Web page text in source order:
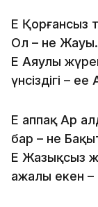
Ең Қорғансыз
Ол – не
Ең Аяулы
үнсіздігі –
Ең аппақ Ар
бар – не
Ең Жазықсыз
ажалы екен –